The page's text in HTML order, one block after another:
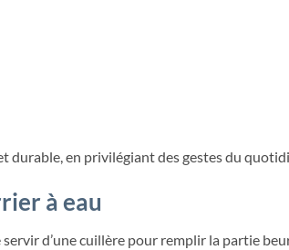
durable, en privilégiant des gestes du
à eau
d’une cuillère pour remplir la partie